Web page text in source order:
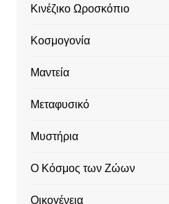
Κινέζικο Ωροσκόπιο
Κοσμογονία
Μαντεία
Μεταφυσικό
Μυστήρια
Ο Κόσμος των Ζώων
Οικογένεια